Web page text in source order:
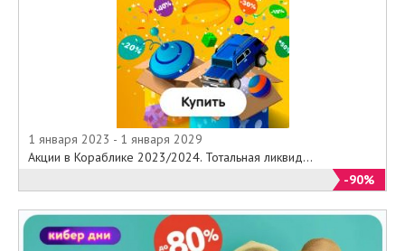
1 января 2023 - 1 января 2029
Акции в Кораблике 2023/2024. Тотальная ликвид...
-90%